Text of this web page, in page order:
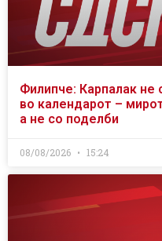
Филипче: Карпалак
во календарот –
а не со поделби
08/08/2026 15:24